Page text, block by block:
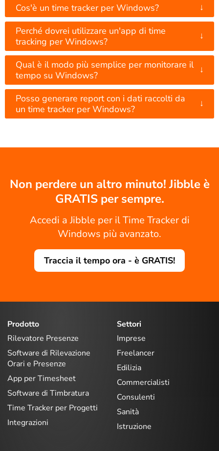
Cos'è un time tracker per Windows? ↓
Perché dovrei utilizzare un'app di time
tracking per Windows?
↓
Qual è il modo più semplice per monitorare il
tempo su Windows?
↓
Posso generare report con i dati raccolti da
un time tracker per Windows?
↓
Non perdere un altro minuto! Jibble è
GRATIS per sempre.
Accedi a Jibble per il Time Tracker di
Windows più avanzato.
Traccia il tempo ora - è GRATIS!
Prodotto
Rilevatore Presenze
Software di Rilevazione
Orari e Presenze
App per Timesheet
Software di Timbratura
Time Tracker per Progetti
Integrazioni
Settori
Imprese
Freelancer
Edilizia
Commercialisti
Consulenti
Sanità
Istruzione